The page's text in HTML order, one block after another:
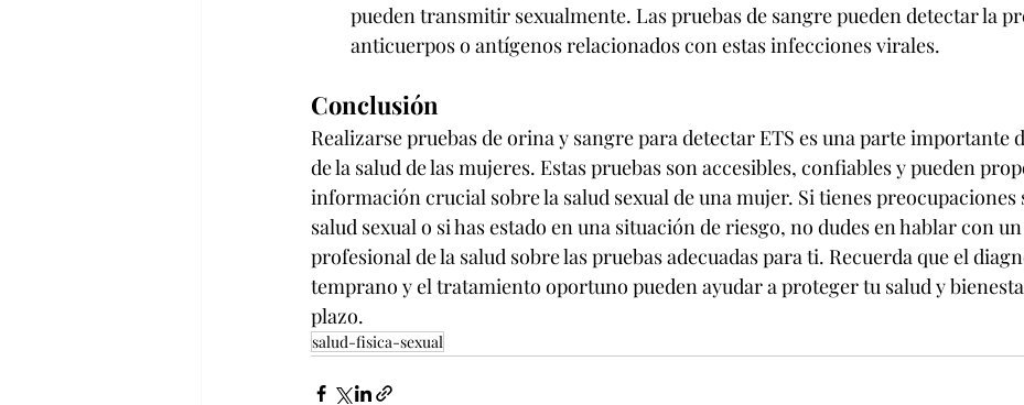
pueden transmitir sexualmente. Las pruebas de sangre pueden detectar la
anticuerpos o antígenos relacionados con estas infecciones virales.
Conclusión
Realizarse pruebas de orina y sangre para detectar ETS es una parte importante
de la salud de las mujeres. Estas pruebas son accesibles, confiables y pueden
información crucial sobre la salud sexual de una mujer. Si tienes preocupaciones
salud sexual o si has estado en una situación de riesgo, no dudes en hablar con
profesional de la salud sobre las pruebas adecuadas para ti. Recuerda que el
temprano y el tratamiento oportuno pueden ayudar a proteger tu salud y
plazo.
salud-fisica-sexual